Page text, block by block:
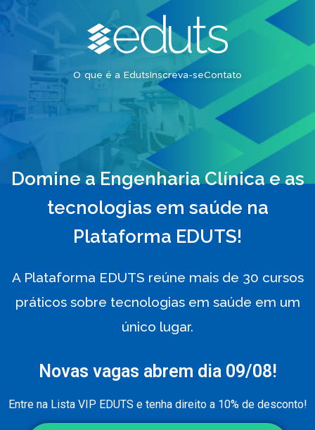
O que é a EdutsInscreva-seContato
Domine a Engenharia Clínica e as
tecnologias em saúde na
Plataforma EDUTS!
A Plataforma EDUTS reúne mais de 30 cursos
práticos sobre tecnologias em saúde em um
único lugar.
Novas vagas abrem dia 09/08!
Entre na Lista VIP EDUTS e tenha direito a 10% de desconto!